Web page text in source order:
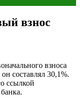
взнос
взноса
составлял 30,1%.
ссылкой